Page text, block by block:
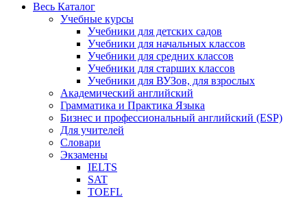
Весь Каталог
Учебные курсы
Учебники для детских садов
Учебники для начальных классов
Учебники для средних классов
Учебники для старших классов
Учебники для ВУЗов, для взрослых
Академический английский
Грамматика и Практика Языка
Бизнес и профессиональный английский (ESP)
Для учителей
Словари
Экзамены
IELTS
SAT
TOEFL